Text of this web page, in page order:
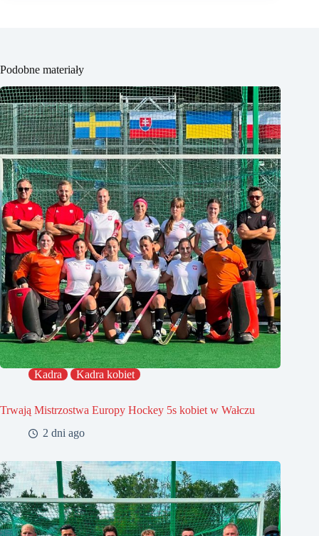
Podobne materiały
Kadra Kadra kobiet
Trwają Mistrzostwa Europy Hockey 5s kobiet w Wałczu
2 dni ago